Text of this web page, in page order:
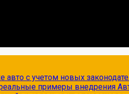
с учетом новых
реальные примеры внедрения